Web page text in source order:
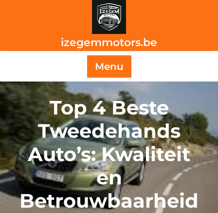
izegemmotors.be
Menu
Top 4 Beste
Tweedehands
Auto’s: Kwaliteit
en
Betrouwbaarheid